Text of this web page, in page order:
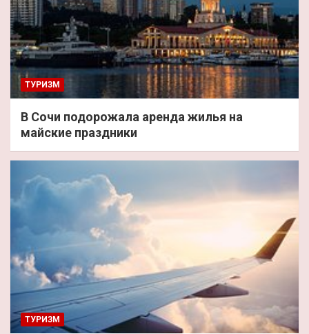
ТУРИЗМ
В Сочи подорожала аренда жилья на
майские праздники
ТУРИЗМ